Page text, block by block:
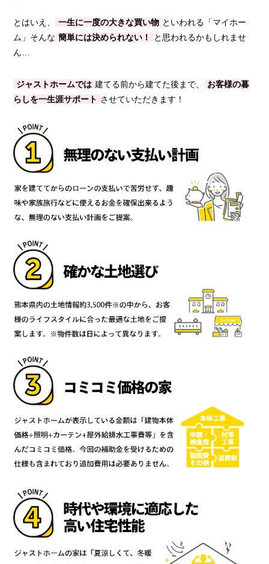
とはいえ、 一生に一度の大きな買い物 といわれる「マイホー
ム」そんな 簡単には決められない！
と思われるかもしれませ
ん…
ジャストホームでは 建てる前から建てた後まで、
お客様の暮
らしを一生涯サポート させていただきます！